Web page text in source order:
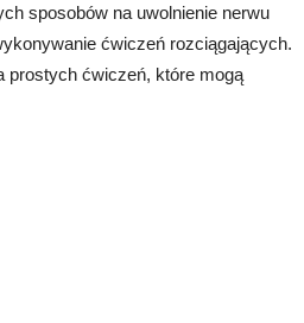
sposobów na uwolnienie nerwu
ćwiczeń rozciągających.
prostych ćwiczeń, które mogą